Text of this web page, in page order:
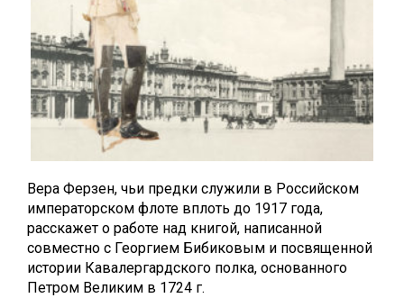
Вера Ферзен, чьи предки служили в Российском
императорском флоте вплоть до 1917 года,
расскажет о работе над книгой, написанной
совместно с Георгием Бибиковым и посвященной
истории Кавалергардского полка, основанного
Петром Великим в 1724 г.